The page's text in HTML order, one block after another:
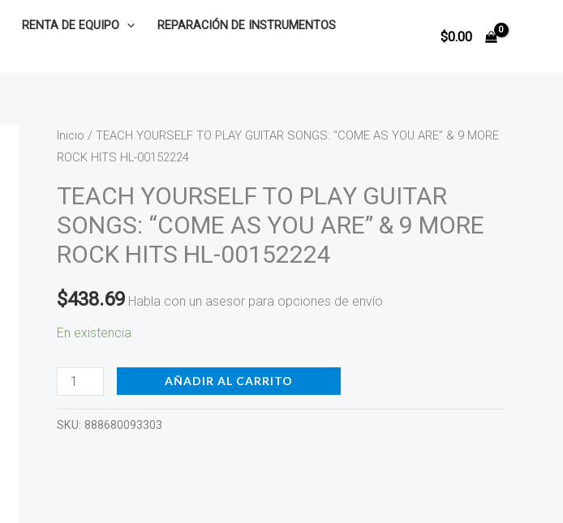
RENTA DE EQUIPO
REPARACIÓN DE INSTRUMENTOS
$0.00
Inicio / TEACH YOURSELF TO PLAY GUITAR SONGS: “COME AS YOU ARE” & 9 MORE
ROCK HITS HL-00152224
TEACH YOURSELF TO PLAY GUITAR
SONGS: “COME AS YOU ARE” & 9 MORE
ROCK HITS HL-00152224
$438.69 Habla con un asesor para opciones de envío
En existencia
TEACH
YOURSELF
PLAY
GUITAR
SONGS:
AS
YOU
&
9
MORE
AÑADIR AL CARRITO
SKU: 888680093303